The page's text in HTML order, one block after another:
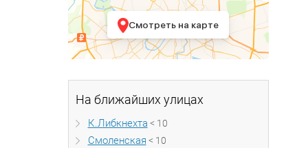
Смотреть на карте
На ближайших улицах
К.Либкнехта < 10
Смоленская < 10